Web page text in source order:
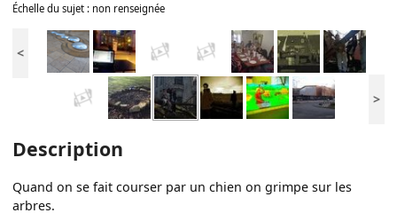
Échelle du sujet : non renseignée
<
>
Description
Quand on se fait courser par un chien on grimpe sur les
arbres.